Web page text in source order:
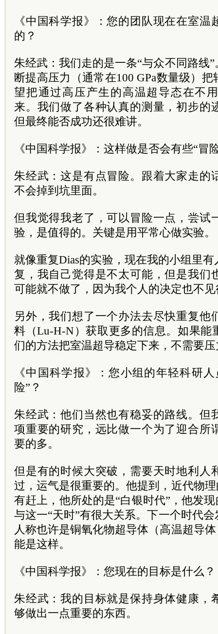
《中国科学报》：您的团队现在在室
的？
朱经武：我们走的是一条“与众不同路线
断提高压力（通常在100 GPa数量级）
望把通过高压产生的高温超导态在不
来。我们做了各种认真的测量，初步的
但最终能否成功还很难讲。
《中国科学报》：这样做是否会有些“冒
朱经武：这是有点冒险。跟着大家走的
不会掉到坑里面。
但我觉得我老了，可以冒险一点，尝试
验，是值得的。关键是用平常心做实验。
就像重复Dias的实验，现在我的小组里
复，我自己觉得是不太可能，但是我们
可能就不做了，因为我个人的决定也不
另外，我们想了一个办法去尽快重复他
料（Lu-H-N）获取更多的信息。如果能
们的方法把室温超导稳定下来，不需要
《中国科学报》：您小组的年轻科研
险”？
朱经武：他们当然也有稳妥的路线。但
项重要的研究，远比做一个为了迎合所
要的多。
但是有的时候大突破，需要天时地利人
过，运气是很重要的。他提到，近代物
有赶上，他所处的是“白银时代”，他发
与这一“天时”有很大关系。下一个时代
人称也许是铜氧化物超导体（高温超导
能是这样。
《中国科学报》：您现在的目标是什么？
朱经武：我的目标就是保持身体健康，
够做出一点重要的东西。